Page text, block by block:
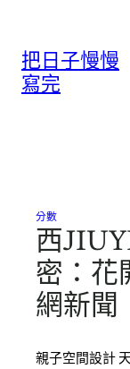
把日子慢慢
寫完
分數
西
密：花
網新聞
親子空間設計